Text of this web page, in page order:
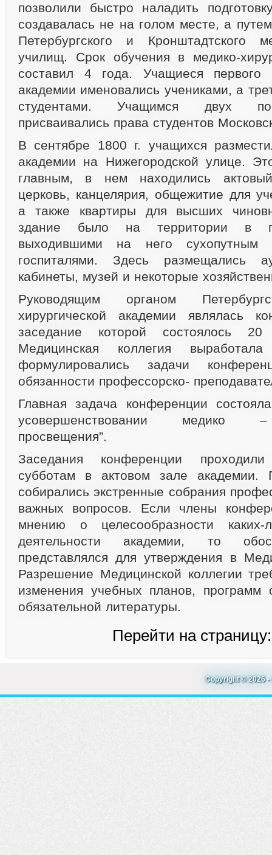
позволили быстро наладить
создавалась не на голом месте, а
Петербургского и Кронштадтского
училищ. Срок обучения в медико-
составил 4 года. Учащиеся первого
академии именовались учениками, а
студентами. Учащимся двух
присваивались права студентов
В сентябре 1800 г. учащихся
академии на Нижегородской улице.
главным, в нем находились
церковь, канцелярия, общежитие для
а также квартиры для высших
здание было на территории в
выходившими на него сухопутным
госпиталями. Здесь размещались
кабинеты, музей и некоторые
Руководящим органом
хирургической академии являлась
заседание которой состоялось
Медицинская коллегия
формулировались задачи
обязанности профессорско-
Главная задача конференции
усовершенствовании медико –
просвещения”.
Заседания конференции
субботам в актовом зале академии.
собирались экстренные собрания
важных вопросов. Если члены
мнению о целесообразности
деятельности академии, то
представлялся для утверждения в
Разрешение Медицинской коллегии
изменения учебных планов, программ
обязательной литературы.
Перейти на
Copyright © 2026 -